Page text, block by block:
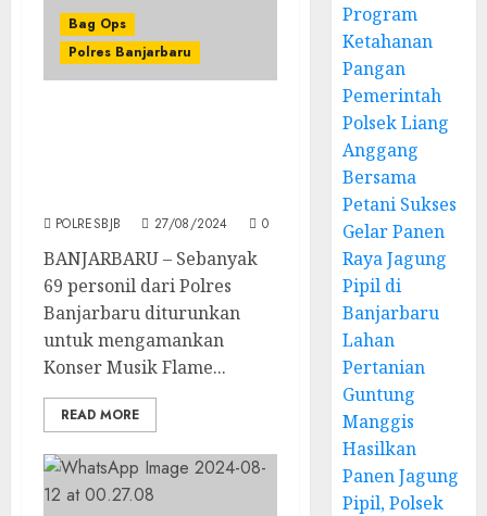
Bag Ops
Polres Banjarbaru
POLRESBJB 27/08/2024 0
BANJARBARU – Sebanyak
69 personil dari Polres
Banjarbaru diturunkan
untuk mengamankan
Konser Musik Flame...
READ MORE
Program
Ketahanan
Pangan
Pemerintah
Polsek Liang
Anggang
Bersama
Petani Sukses
Gelar Panen
Raya Jagung
Pipil di
Banjarbaru
Lahan
Pertanian
Guntung
Manggis
Hasilkan
Panen Jagung
Pipil, Polsek